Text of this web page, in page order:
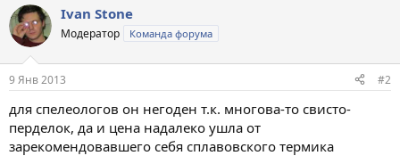
Ivan Stone
Модератор Команда форума
9 Янв 2013 #2
для спелеологов он негоден т.к. многова-то свисто-
перделок, да и цена надалеко ушла от
зарекомендовавшего себя сплавовского термика